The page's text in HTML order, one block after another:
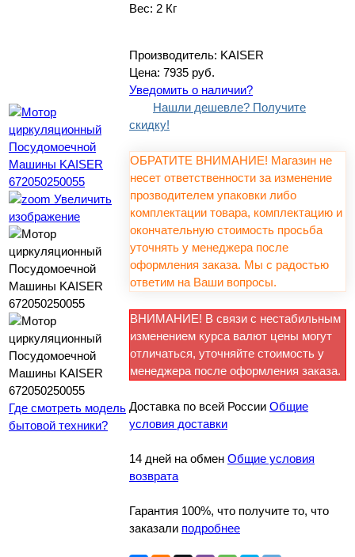
Увеличить
изображение
Где смотреть модель
бытовой техники?
Вес: 2 Кг
Производитель: KAISER
Цена: 7935 руб.
Уведомить о наличии?
Нашли дешевле? Получите
скидку!
ОБРАТИТЕ ВНИМАНИЕ! Магазин не
несет ответственности за изменение
прозводителем упаковки либо
комплектации товара, комплектацию и
окончательную стоимость просьба
уточнять у менеджера после
оформления заказа. Мы с радостью
ответим на Ваши вопросы.
ВНИМАНИЕ! В связи с нестабильным
изменением курса валют цены могут
отличаться, уточняйте стоимость у
менеджера после оформления заказа.
Доставка по всей России Общие
условия доставки
14 дней на обмен Общие условия
возврата
Гарантия 100%, что получите то, что
заказали подробнее